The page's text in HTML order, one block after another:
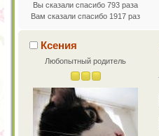
Вы сказали спасибо 793 раза
Вам сказали спасибо 1917 раз
Ксения
Любопытный родитель